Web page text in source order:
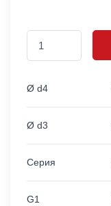
Ø d4
Ø d3
Серия
G1